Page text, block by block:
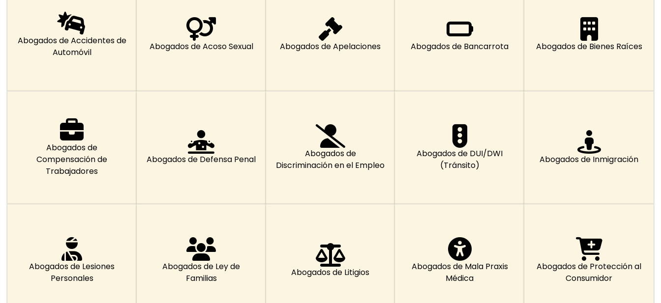
Abogados de Accidentes de
Automóvil
Abogados de Acoso Sexual Abogados de Apelaciones Abogados de Bancarrota Abogados de Bienes Raíces
Abogados de
Compensación de
Trabajadores
Abogados de Defensa Penal
Abogados de
Discriminación en el Empleo
Abogados de DUI/DWI
(Tránsito)
Abogados de Inmigración
Abogados de Lesiones
Personales
Abogados de Ley de
Familias
Abogados de Litigios
Abogados de Mala Praxis
Médica
Abogados de Protección al
Consumidor